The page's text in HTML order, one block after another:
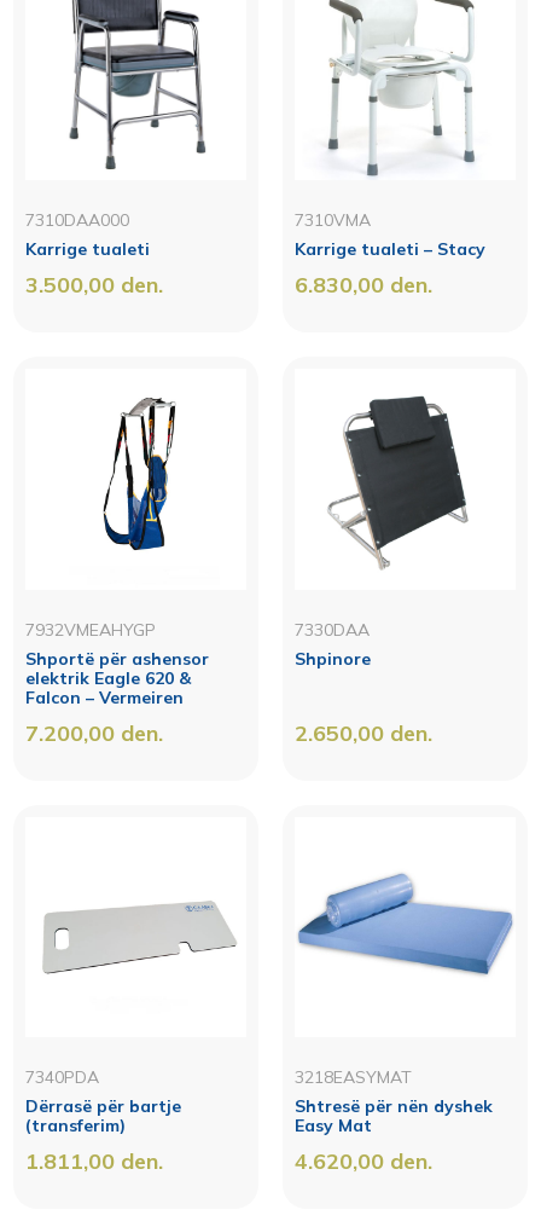
7310DAA000
Karrige tualeti
3.500,00 den.
7310VMA
Karrige tualeti – Stacy
6.830,00 den.
7932VMEAHYGP
Shportë për ashensor
elektrik Eagle 620 &
Falcon – Vermeiren
7.200,00 den.
7330DAA
Shpinore
2.650,00 den.
7340PDA
Dërrasë për bartje
(transferim)
1.811,00 den.
3218EASYMAT
Shtresë për nën dyshek
Easy Mat
4.620,00 den.